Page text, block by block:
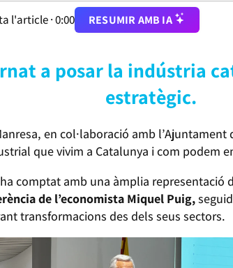
l'article ·0:00 RESUMIR AMB IA
a posar la indústria
estratègic.
en col·laboració amb
que vivim a Catalunya i com podem
comptat amb una àmplia
de l’economista Miquel Puig,
transformacions des dels seus sectors.